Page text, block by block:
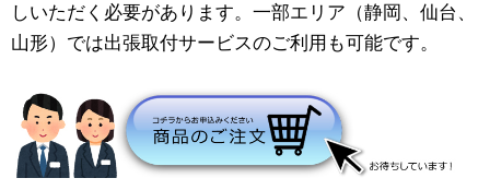
しいただく必要があります。一部エリア（静岡、仙台、
山形）では出張取付サービスのご利用も可能です。